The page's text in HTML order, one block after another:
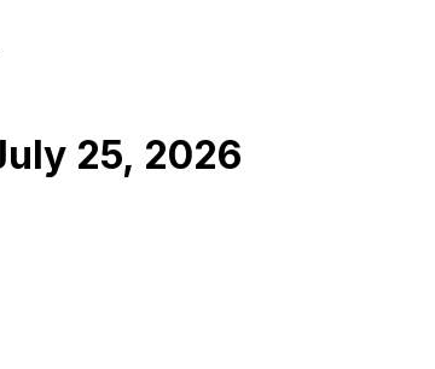
25, 2026